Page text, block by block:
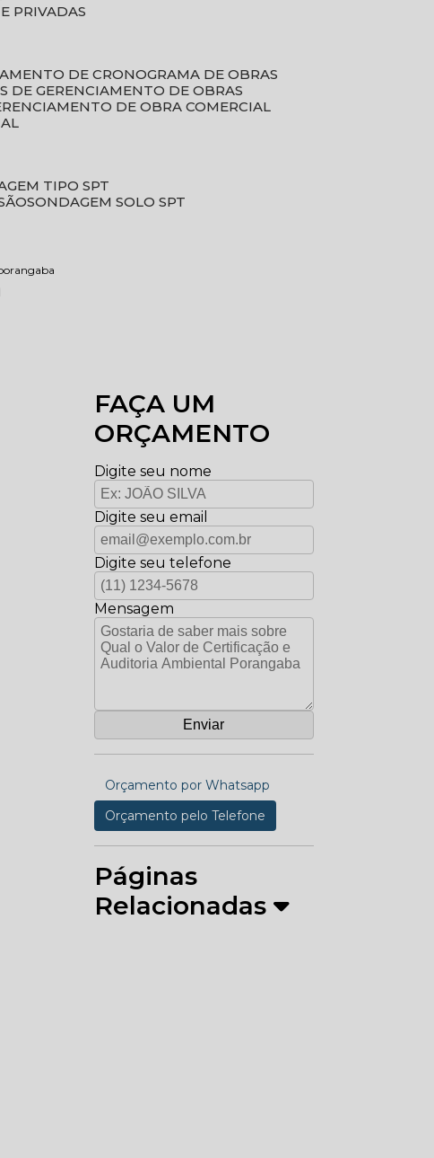
PRIVADAS
DE CRONOGRAMA DE OBRAS
DE GERENCIAMENTO DE OBRAS
DE OBRA COMERCIAL
TIPO SPT
SONDAGEM SOLO SPT
FAÇA UM
ORÇAMENTO
Digite seu nome
Digite seu email
Digite seu telefone
Mensagem
Orçamento por Whatsapp
Orçamento pelo Telefone
Páginas
Relacionadas